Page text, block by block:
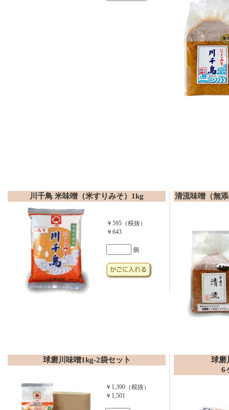
川千鳥 米味噌（米すりみそ）1kg
￥595（税抜）
￥643
個
清流味噌（無
球磨川味噌1kg-2袋セット
￥1,390（税抜）
￥1,501
球磨
6